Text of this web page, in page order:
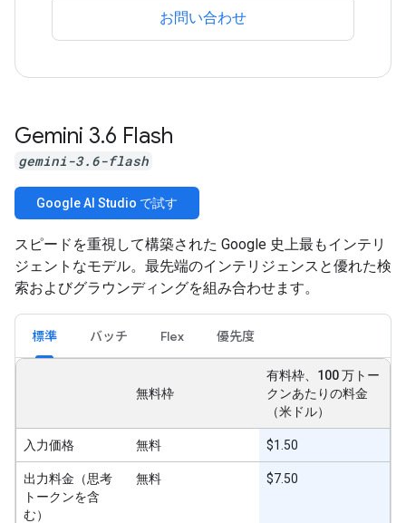
お問い合わせ
Gemini 3.6 Flash
gemini-3.6-flash
Google AI Studio で試す
スピードを重視して構築された Google 史上最もインテリ
ジェントなモデル。最先端のインテリジェンスと優れた検
索およびグラウンディングを組み合わせます。
標準 バッチ Flex 優先度
無料枠
有料枠、100 万トー
クンあたりの料金
（米ドル）
入力価格 無料 $1.50
出力料金（思考
トークンを含
む）
無料 $7.50